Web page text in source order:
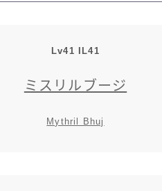
Lv41 IL41
ミスリルブージ
Mythril Bhuj